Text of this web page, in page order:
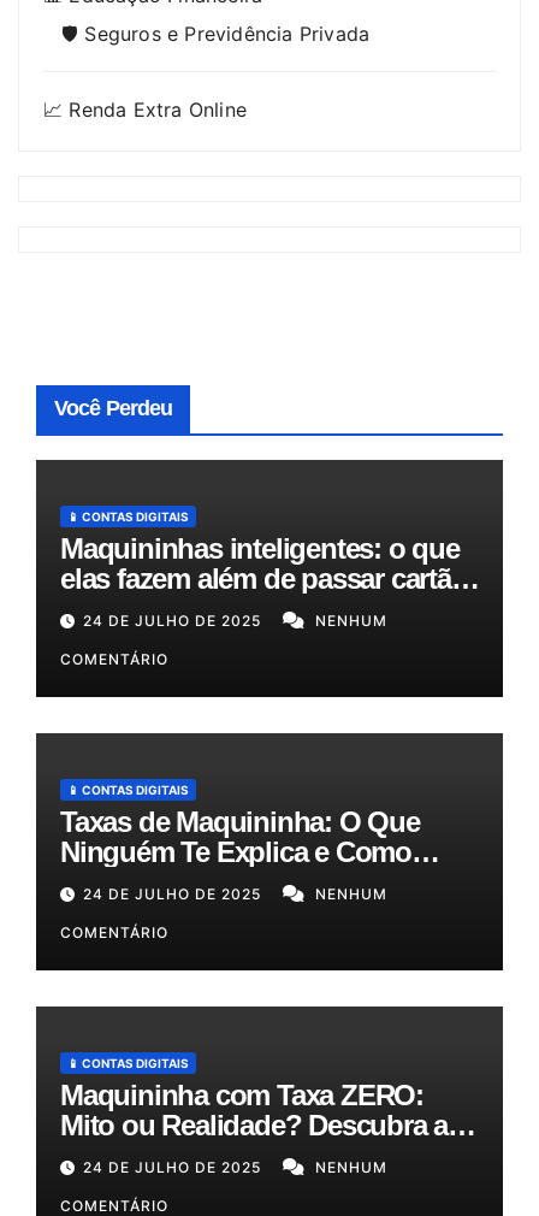
🛡️ Seguros e Previdência Privada
📈 Renda Extra Online
Você Perdeu
📱 CONTAS DIGITAIS
Maquininhas inteligentes: o que
elas fazem além de passar cartão
e como podem otimizar sua
gestão!
24 DE JULHO DE 2025 NENHUM
COMENTÁRIO
📱 CONTAS DIGITAIS
Taxas de Maquininha: O Que
Ninguém Te Explica e Como
Reduzir Seus Custos em Até
50%!
24 DE JULHO DE 2025 NENHUM
COMENTÁRIO
📱 CONTAS DIGITAIS
Maquininha com Taxa ZERO:
Mito ou Realidade? Descubra as
Melhores Opções para o Seu
Bolso!
24 DE JULHO DE 2025 NENHUM
COMENTÁRIO